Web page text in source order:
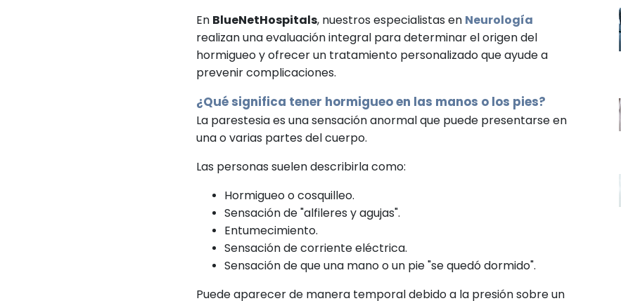
En BlueNetHospitals, nuestros especialistas en Neurología
realizan una evaluación integral para determinar el origen del
hormigueo y ofrecer un tratamiento personalizado que ayude a
prevenir complicaciones.
¿Qué significa tener hormigueo en las manos o los pies?
La parestesia es una sensación anormal que puede presentarse en
una o varias partes del cuerpo.
Las personas suelen describirla como:
Hormigueo o cosquilleo.
Sensación de "alfileres y agujas".
Entumecimiento.
Sensación de corriente eléctrica.
Sensación de que una mano o un pie "se quedó dormido".
Puede aparecer de manera temporal debido a la presión sobre un